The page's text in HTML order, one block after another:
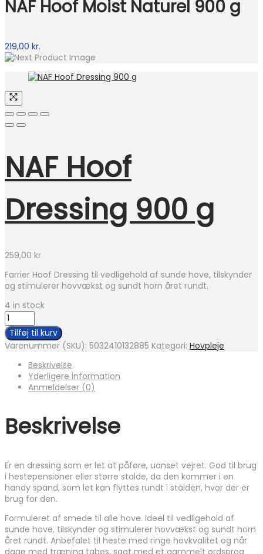
NAF Hoof Moist Naturel 900 g
219,00 kr.
NAF Hoof
Dressing 900 g
259,00 kr.
Farrier Hoof Dressing til vedligehold af sunde hove, tilskynder
og stimulerer hovvækst og sundt horn året rundt.
4 in stock
NAF
Hoof
Dressing
900
antal
Tilføj til kurv
Varenummer (SKU): 5032410132885 Kategori: Hovpleje
Beskrivelse
Yderligere information
Anmeldelser (0)
Beskrivelse
Er en dressing som er let at påføre, uanset vejret. God til brug
i hestepensioner eller større stalde, da den kommer i en
handy spand, som let kan flyttes rundt i stalden, hvor der er
brug for den.
Formuleret af smede til alle hove. Ideel til vedligehold af
sunde hove, tilskynder og stimulerer hovvækst og sundt horn
året rundt. Anbefalet til heste med ringe hovkvalitet og når
dage med træning tabes, sagt med et gammelt ordsprog